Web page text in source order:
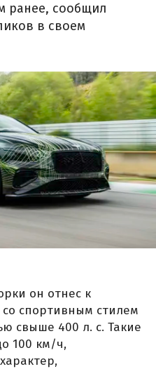
ранее, сообщил
в своем
он отнес к
спортивным стилем
свыше 400 л. с. Такие
100 км/ч,